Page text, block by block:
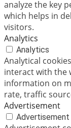
analyze the key
which helps in
visitors.
Analytics
Analytics
Analytical
interact with the
information on
rate, traffic
Advertisement
Advertisement